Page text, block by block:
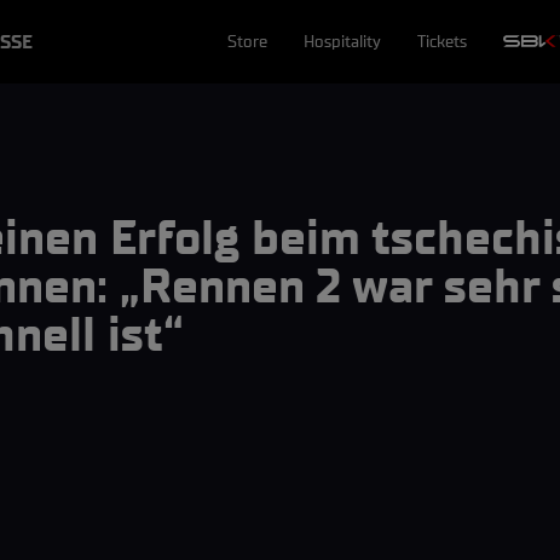
Store Hospitality Tickets
Erfolg beim
„Rennen 2 war
ist“